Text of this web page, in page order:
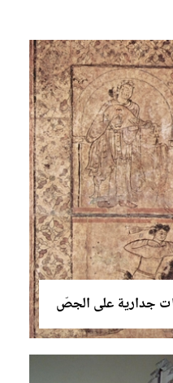
جدارية على الجصّ